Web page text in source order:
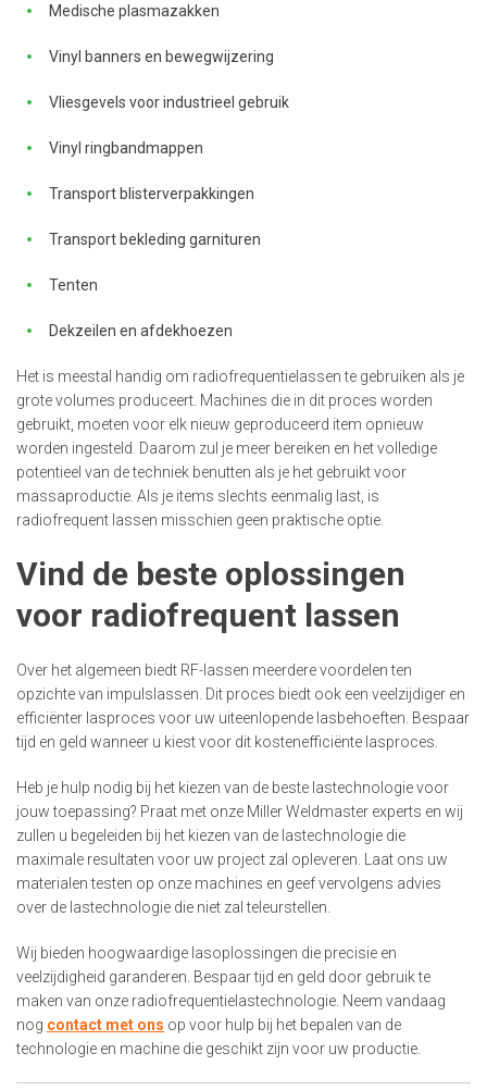
Medische plasmazakken
Vinyl banners en bewegwijzering
Vliesgevels voor industrieel gebruik
Vinyl ringbandmappen
Transport blisterverpakkingen
Transport bekleding garnituren
Tenten
Dekzeilen en afdekhoezen
Het is meestal handig om radiofrequentielassen te gebruiken als je
grote volumes produceert. Machines die in dit proces worden
gebruikt, moeten voor elk nieuw geproduceerd item opnieuw
worden ingesteld. Daarom zul je meer bereiken en het volledige
potentieel van de techniek benutten als je het gebruikt voor
massaproductie. Als je items slechts eenmalig last, is
radiofrequent lassen misschien geen praktische optie.
Vind de beste oplossingen
voor radiofrequent lassen
Over het algemeen biedt RF-lassen meerdere voordelen ten
opzichte van impulslassen. Dit proces biedt ook een veelzijdiger en
efficiënter lasproces voor uw uiteenlopende lasbehoeften. Bespaar
tijd en geld wanneer u kiest voor dit kostenefficiënte lasproces.
Heb je hulp nodig bij het kiezen van de beste lastechnologie voor
jouw toepassing? Praat met onze Miller Weldmaster experts en wij
zullen u begeleiden bij het kiezen van de lastechnologie die
maximale resultaten voor uw project zal opleveren. Laat ons uw
materialen testen op onze machines en geef vervolgens advies
over de lastechnologie die niet zal teleurstellen.
Wij bieden hoogwaardige lasoplossingen die precisie en
veelzijdigheid garanderen. Bespaar tijd en geld door gebruik te
maken van onze radiofrequentielastechnologie. Neem vandaag
nog contact met ons op voor hulp bij het bepalen van de
technologie en machine die geschikt zijn voor uw productie.